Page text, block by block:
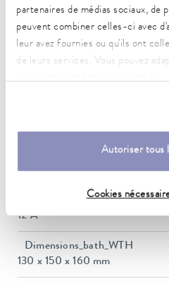
partenaires de médias sociaux, de
peuvent combiner celles-ci avec
leur avez fournies ou qu'ils ont
de leurs services. Vous pouvez
Autoriser tous
Cookies
Plage de température ambiante
5 ... 40 °C
Constance de la température
0,02 ± K
Puissance absorbée max.
1,5 kW
Consommation de courant
12 A
Dimensions_bath_WTH
130 x 150 x 160 mm